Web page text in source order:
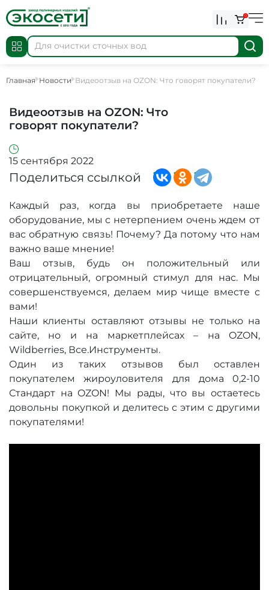
0
Главная Новости Видеоотзыв на OZON: Что говорят покупатели?
Видеоотзыв на OZON: Что
говорят покупатели?
15 сентября 2022
Поделиться ссылкой
Каждый раз, когда вы приобретаете наше
оборудование, мы с нетерпением очень ждем от
вас обратную связь! Почему? Да потому что нам
важно ваше мнение!
Ваш отзыв, будь он положительный или
отрицательный, огромный стимул для нас. Мы
совершенствуемся, делаем мир чище вместе с
вами!
Наши клиенты оставляют отзывы не только на
сайте, но и на маркетплейсах – на OZON,
Wildberries, Все.Инструменты.
Один из таких отзывов был оставлен
покупателем жироуловителя для дома 0,2-10
Стандарт на OZON! Мы рады, что вы остаетесь
довольны покупкой и делитесь с этим с другими
покупателями!